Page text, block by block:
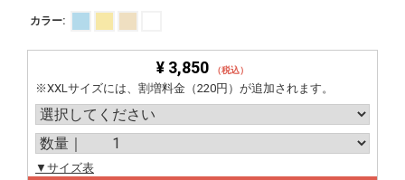
カラー:
¥ 3,850 （税込）
※XXLサイズには、割増料金（220円）が追加されます。
▼サイズ表